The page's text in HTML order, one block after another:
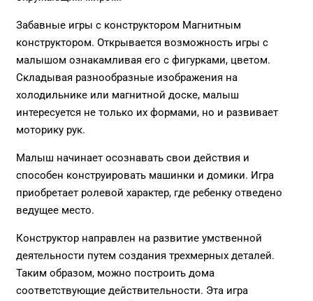
Забавные игры с конструктором Магнитным
конструктором. Открывается возможность игры с
малышом ознакамливая его с фигурками, цветом.
Складывая разнообразные изображения на
холодильнике или магнитной доске, малыш
интересуется не только их формами, но и развивает
моторику рук.
Малыш начинает осознавать свои действия и
способен конструировать машинки и домики. Игра
приобретает ролевой характер, где ребенку отведено
ведущее место.
Конструктор направлен на развитие умственной
деятельности путем создания трехмерных деталей.
Таким образом, можно построить дома
соответствующие действительности. Эта игра